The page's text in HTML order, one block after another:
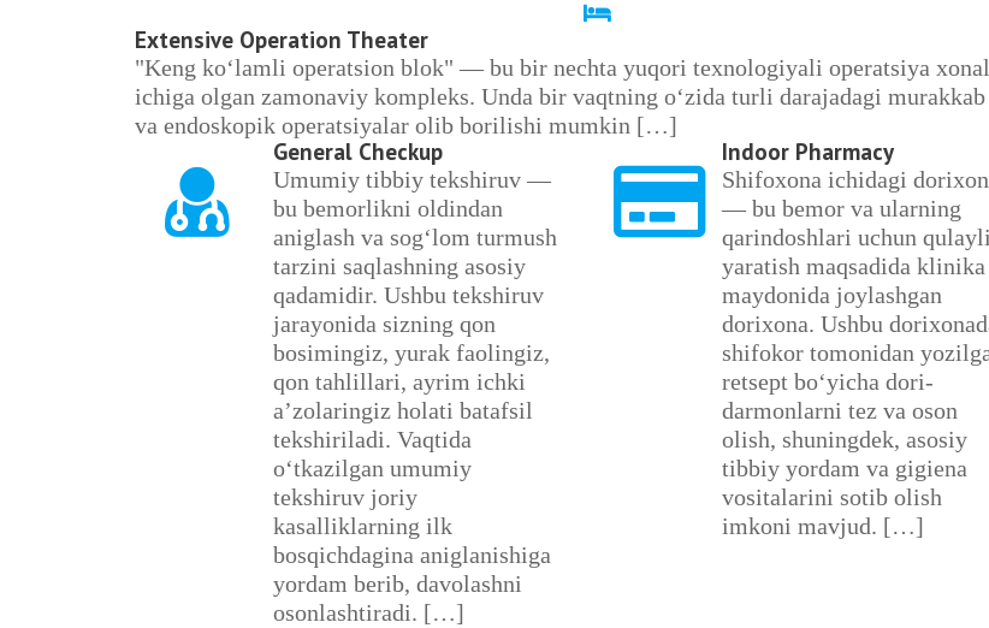
Extensive Operation Theater
"Keng ko‘lamli operatsion blok" — bu bir nechta yuqori texnologiyali operatsiya
ichiga olgan zamonaviy kompleks. Unda bir vaqtning o‘zida turli darajadagi
va endoskopik operatsiyalar olib borilishi mumkin […]
General Checkup
Umumiy tibbiy tekshiruv —
bu bemorlikni oldindan
aniglash va sog‘lom turmush
tarzini saqlashning asosiy
qadamidir. Ushbu tekshiruv
jarayonida sizning qon
bosimingiz, yurak faolingiz,
qon tahlillari, ayrim ichki
a’zolaringiz holati batafsil
tekshiriladi. Vaqtida
o‘tkazilgan umumiy
tekshiruv joriy
kasalliklarning ilk
bosqichdagina aniglanishiga
yordam berib, davolashni
osonlashtiradi. […]
Indoor Pharmacy
Shifoxona ichidagi
— bu bemor va ularning
qarindoshlari uchun
yaratish maqsadida klinika
maydonida joylashgan
dorixona. Ushbu
shifokor tomonidan
retsept bo‘yicha dori-
darmonlarni tez va oson
olish, shuningdek, asosiy
tibbiy yordam va gigiena
vositalarini sotib olish
imkoni mavjud. […]